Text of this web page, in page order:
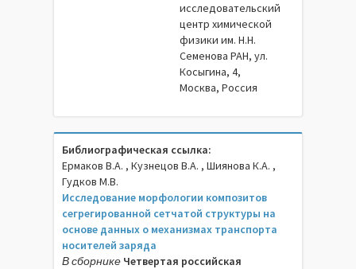
исследовательский
центр химической
физики им. Н.Н.
Семенова РАН, ул.
Косыгина, 4,
Москва, Россия
Библиографическая ссылка:
Ермаков В.А. , Кузнецов В.А. , Шиянова К.А. ,
Гудков М.В.
Исследование морфологии композитов
сегрегированной сетчатой структуры на
основе данных о механизмах транспорта
носителей заряда
В сборнике Четвертая российская